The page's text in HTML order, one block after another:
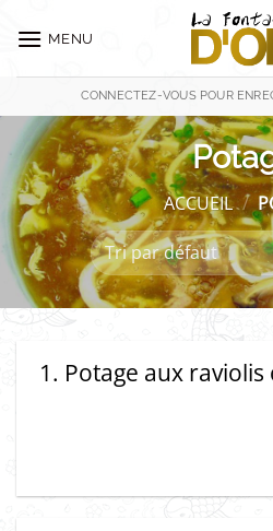
au
MENU
CONNECTEZ-VOUS POUR
ACCUEIL /
1. Potage aux raviolis